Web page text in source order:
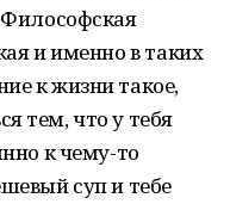
и именно в таких
к жизни такое,
тем, что у тебя
к чему-то
суп и тебе